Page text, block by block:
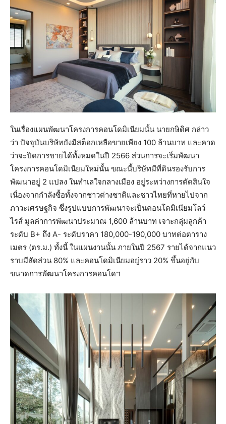
ในเรื่องแผนพัฒนาโครงการคอนโดมิเนียมนั้น นายกษิดิศ กล่าว
ว่า ปัจจุบันบริษัทยังมีสต็อกเหลือขายเพียง 100 ล้านบาท และคาด
ว่าจะปิดการขายได้ทั้งหมดในปี 2566 ส่วนการจะเริ่มพัฒนา
โครงการคอนโดมิเนียมใหม่นั้น ขณะนี้บริษัทมีที่ดินรองรับการ
พัฒนาอยู่ 2 แปลง ในทำเลใจกลางเมือง อยู่ระหว่างการตัดสินใจ
เนื่องจากกำลังซื้อทั้งจากชาวต่างชาติและชาวไทยที่หายไปจาก
ภาวะเศรษฐกิจ ซึ่งรูปแบบการพัฒนาจะเป็นคอนโดมิเนียมโลว์
ไรส์ มูลค่าการพัฒนาประมาณ 1,600 ล้านบาท เจาะกลุ่มลูกค้า
ระดับ B+ ถึง A- ระดับราคา 180,000-190,000 บาทต่อตาราง
เมตร (ตร.ม.) ทั้งนี้ ในแผนงานนั้น ภายในปี 2567 รายได้จากแนว
ราบมีสัดส่วน 80% และคอนโดมิเนียมอยู่ราว 20% ขึ้นอยู่กับ
ขนาดการพัฒนาโครงการคอนโดฯ